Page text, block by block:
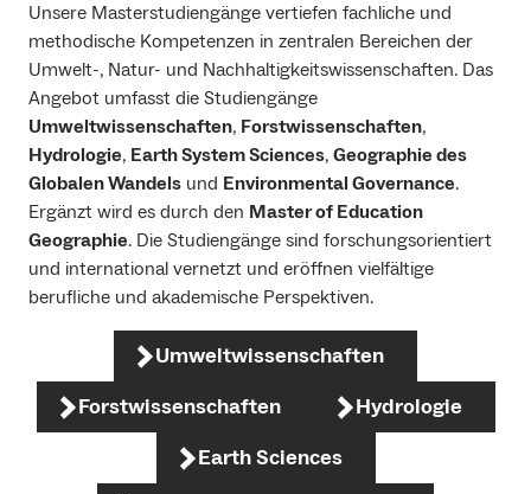
Unsere Masterstudiengänge vertiefen fachliche und
methodische Kompetenzen in zentralen Bereichen der
Umwelt-, Natur- und Nachhaltigkeitswissenschaften. Das
Angebot umfasst die Studiengänge
Umweltwissenschaften, Forstwissenschaften,
Hydrologie, Earth System Sciences, Geographie des
Globalen Wandels und Environmental Governance.
Ergänzt wird es durch den Master of Education
Geographie. Die Studiengänge sind forschungsorientiert
und international vernetzt und eröffnen vielfältige
berufliche und akademische Perspektiven.
Umweltwissenschaften
Forstwissenschaften
Hydrologie
Earth Sciences